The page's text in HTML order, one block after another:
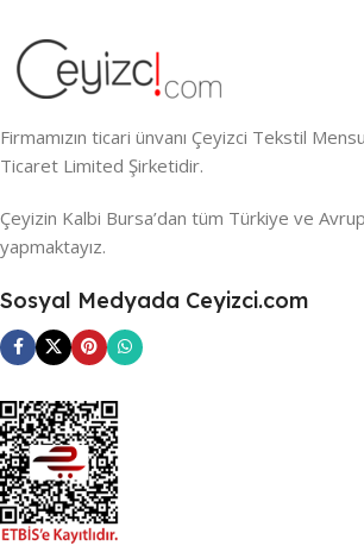
Firmamızın ticari ünvanı Çeyizci Tekstil
Ticaret Limited Şirketidir.
Çeyizin Kalbi Bursa’dan tüm Türkiye ve
yapmaktayız.
Sosyal Medyada Ceyizci.com